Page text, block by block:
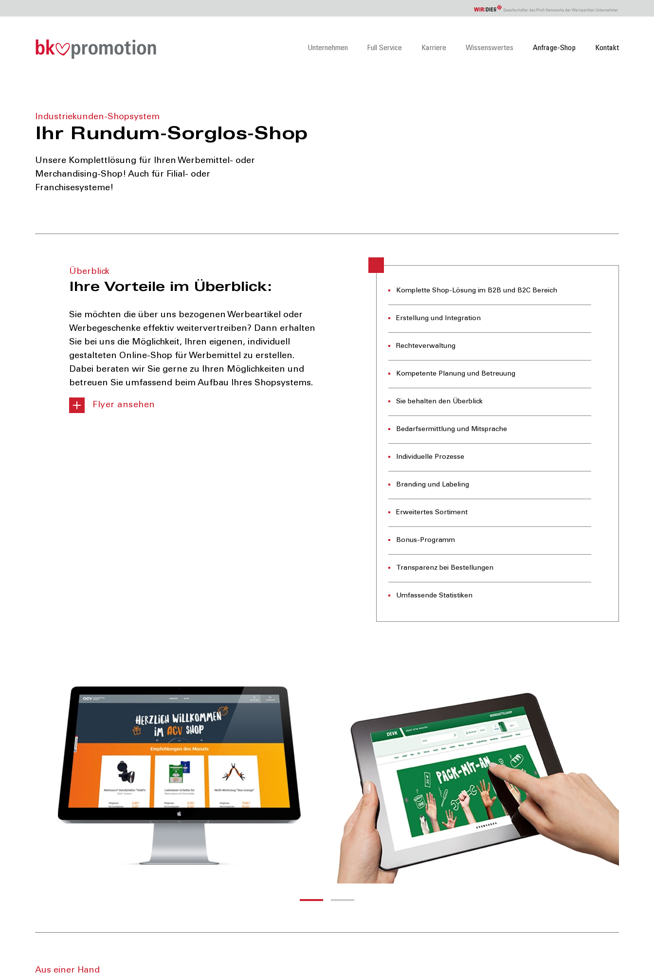
Hauptnavigation
Unternehmen Full Service Karriere Wissenswertes Anfrage-Shop Kontakt
Bestellportale
Industriekunden-Shopsystem
Ihr Rundum-Sorglos-Shop
Unsere Komplettlösung für Ihren Werbemittel- oder
Merchandising-Shop! Auch für Filial- oder
Franchisesysteme!
Überblick
Ihre Vorteile im Überblick:
Sie möchten die über uns bezogenen Werbeartikel oder
Werbegeschenke effektiv weitervertreiben? Dann erhalten
Sie bei uns die Möglichkeit, Ihren eigenen, individuell
gestalteten Online-Shop für Werbemittel zu erstellen.
Dabei beraten wir Sie gerne zu Ihren Möglichkeiten und
betreuen Sie umfassend beim Aufbau Ihres Shopsystems.
Flyer ansehen
Komplette Shop-Lösung im B2B und B2C Bereich
Erstellung und Integration
Rechteverwaltung
Kompetente Planung und Betreuung
Sie behalten den Überblick
Bedarfsermittlung und Mitsprache
Individuelle Prozesse
Branding und Labeling
Erweitertes Sortiment
Bonus-Programm
Transparenz bei Bestellungen
Umfassende Statistiken
Aus einer Hand